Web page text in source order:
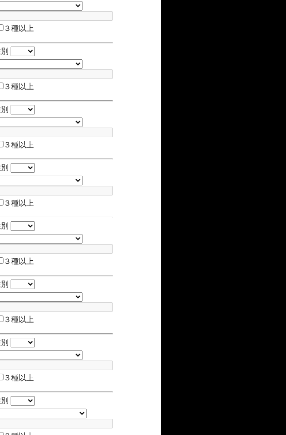
３種以上
３種以上
３種以上
３種以上
３種以上
３種以上
３種以上